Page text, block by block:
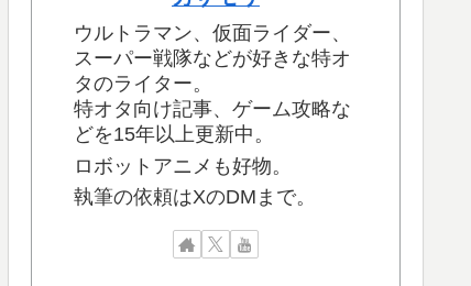
ウルトラマン、仮面ライダー、
スーパー戦隊などが好きな特オ
タのライター。
特オタ向け記事、ゲーム攻略な
どを15年以上更新中。
ロボットアニメも好物。
執筆の依頼はXのDMまで。